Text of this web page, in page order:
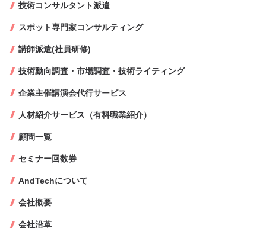
技術コンサルタント派遣
スポット専門家コンサルティング
講師派遣(社員研修)
技術動向調査・市場調査・技術ライティング
企業主催講演会代行サービス
人材紹介サービス（有料職業紹介）
顧問一覧
セミナー回数券
AndTechについて
会社概要
会社沿革